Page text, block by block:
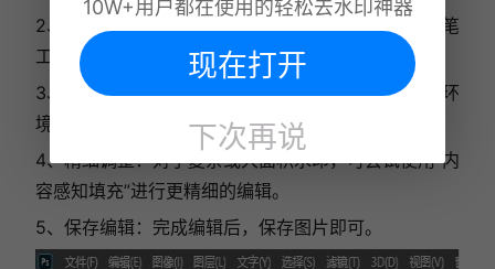
2、选用修复工具：如“修复画笔工具”或“污点修复画笔
工具”，对准水印区域轻轻涂抹。
3、智能填充：Photoshop将自动分析并填充与周围环
境协调的内容，覆盖水印。
4、精细调整：对于复杂或大面积水印，可尝试使用“内
容感知填充”进行更精细的编辑。
5、保存编辑：完成编辑后，保存图片即可。
10W+用户都在使用的轻松去水印神器
现在打开
下次再说